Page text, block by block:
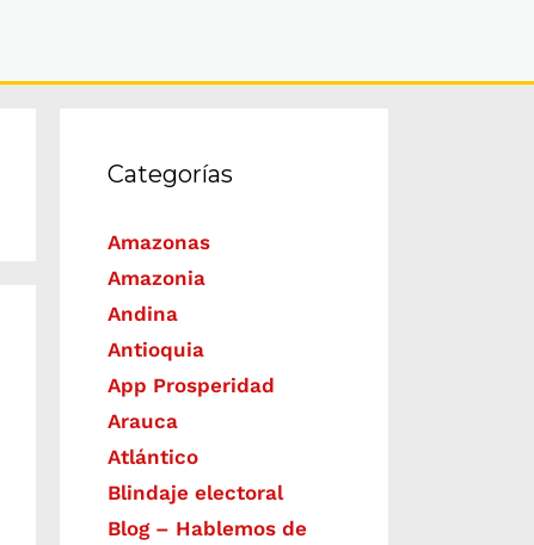
Categorías
Amazonas
Amazonia
Andina
Antioquia
App Prosperidad
Arauca
Atlántico
Blindaje electoral
Blog – Hablemos de